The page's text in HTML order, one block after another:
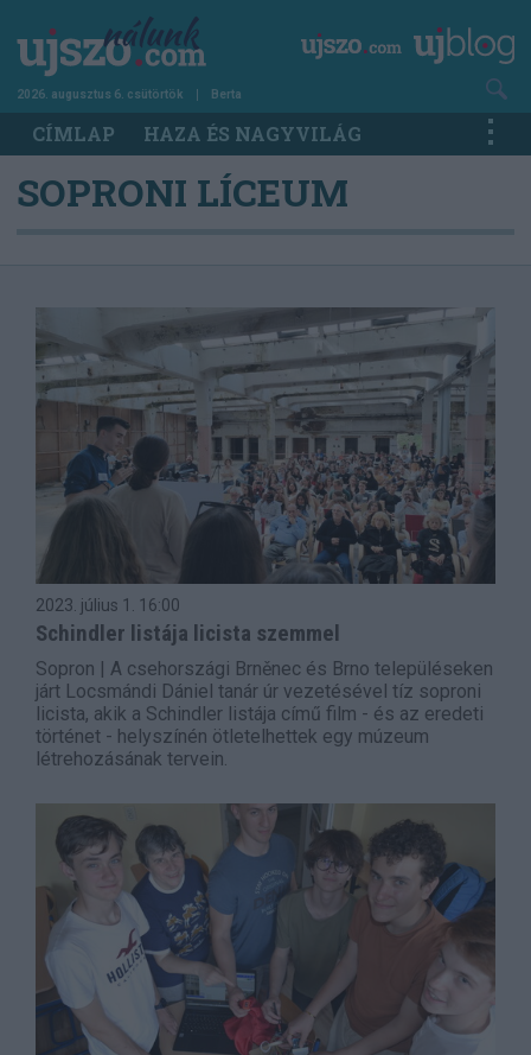
tartalomra
2026. augusztus 6. csütörtök Berta
Main
navigation
CÍMLAP HAZA ÉS NAGYVILÁG
SOPRONI LÍCEUM
2023. július 1. 16:00
Schindler listája licista szemmel
Sopron | A csehországi Brněnec és Brno településeken
járt Locsmándi Dániel tanár úr vezetésével tíz soproni
licista, akik a Schindler listája című film - és az eredeti
történet - helyszínén ötletelhettek egy múzeum
létrehozásának tervein.